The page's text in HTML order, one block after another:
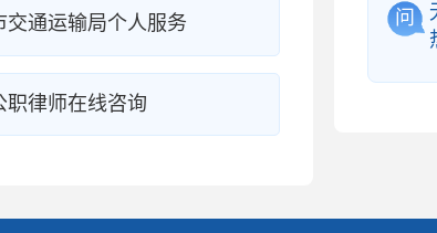
交通运输局个人服务
职律师在线咨询
问